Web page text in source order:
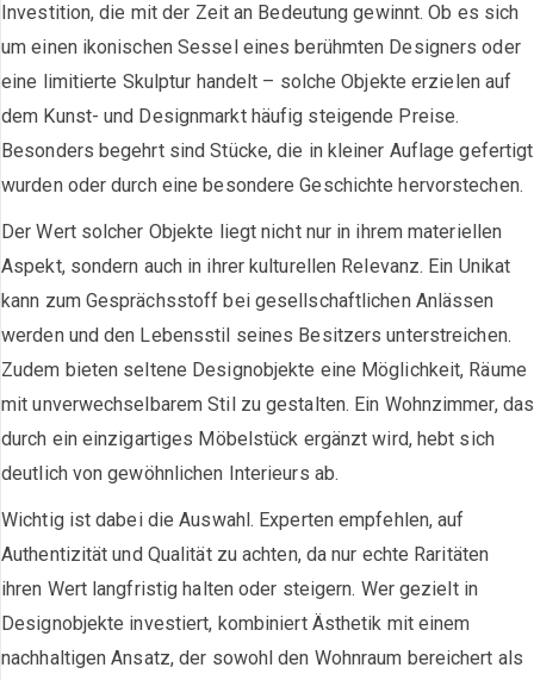
Investition, die mit der Zeit an Bedeutung gewinnt. Ob es sich
um einen ikonischen Sessel eines berühmten Designers oder
eine limitierte Skulptur handelt – solche Objekte erzielen auf
dem Kunst- und Designmarkt häufig steigende Preise.
Besonders begehrt sind Stücke, die in kleiner Auflage gefertigt
wurden oder durch eine besondere Geschichte hervorstechen.
Der Wert solcher Objekte liegt nicht nur in ihrem materiellen
Aspekt, sondern auch in ihrer kulturellen Relevanz. Ein Unikat
kann zum Gesprächsstoff bei gesellschaftlichen Anlässen
werden und den Lebensstil seines Besitzers unterstreichen.
Zudem bieten seltene Designobjekte eine Möglichkeit, Räume
mit unverwechselbarem Stil zu gestalten. Ein Wohnzimmer, das
durch ein einzigartiges Möbelstück ergänzt wird, hebt sich
deutlich von gewöhnlichen Interieurs ab.
Wichtig ist dabei die Auswahl. Experten empfehlen, auf
Authentizität und Qualität zu achten, da nur echte Raritäten
ihren Wert langfristig halten oder steigern. Wer gezielt in
Designobjekte investiert, kombiniert Ästhetik mit einem
nachhaltigen Ansatz, der sowohl den Wohnraum bereichert als